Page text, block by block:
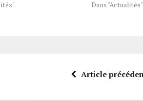
Dans "Actualités"
Article